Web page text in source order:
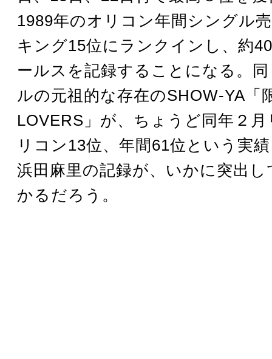
1989年のオリコン年間シングル
キング15位にランクインし、約
ールスを記録することになる。
ルの元祖的な存在のSHOW-YA「
LOVERS」が、ちょうど同年２
リコン13位、年間61位という実
浜田麻里の記録が、いかに突出
かるだろう。